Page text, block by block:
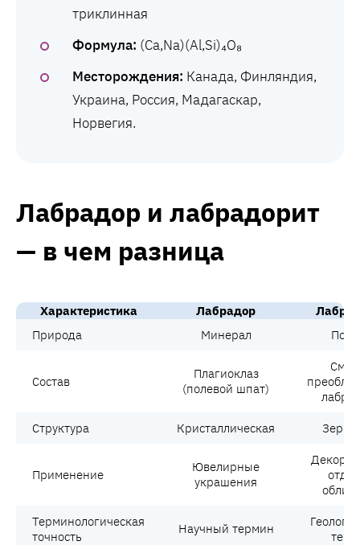
триклинная
Формула: (Ca,Na)(Al,Si)₄O₈
Месторождения: Канада, Финляндия,
Украина, Россия, Мадагаскар,
Норвегия.
Лабрадор и лабрадорит
— в чем разница
Характеристика Лабрадор
Природа
Минерал
Состав
Плагиоклаз
(полевой шпат)
Структура Кристаллическая
Применение
Ювелирные
украшения
Терминологическая
точность
Научный термин